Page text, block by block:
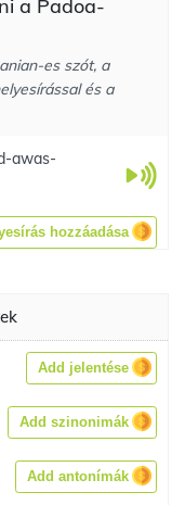
a Padoa-
es szót, a
és a
awas-
hozzáadása
Add jelentése
Add szinonimák
Add antonímák